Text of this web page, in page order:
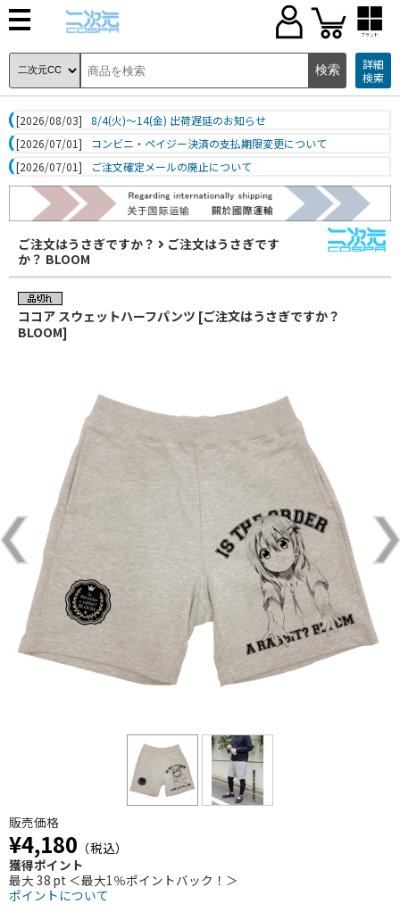
ブランド
詳細
検索
[2026/08/03]
8/4(火)～14(金) 出荷遅延のお知らせ
[2026/07/01]
コンビニ・ペイジー決済の支払期限変更について
[2026/07/01]
ご注文確定メールの廃止について
ご注文はうさぎですか？
ご注文はうさぎです
か？ BLOOM
ココア スウェットハーフパンツ [ご注文はうさぎですか？
BLOOM]
販売価格
¥4,180 （税込）
獲得ポイント
最大 38 pt ＜最大1％ポイントバック！＞
ポイントについて